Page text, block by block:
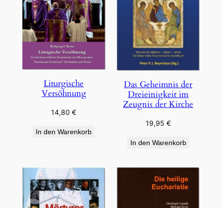
Liturgische
Versöhnung
14,80€
In den Warenkorb
Das Geheimnis der
Dreieinigkeit im
Zeugnis der Kirche
19,95 €
In den Warenkorb